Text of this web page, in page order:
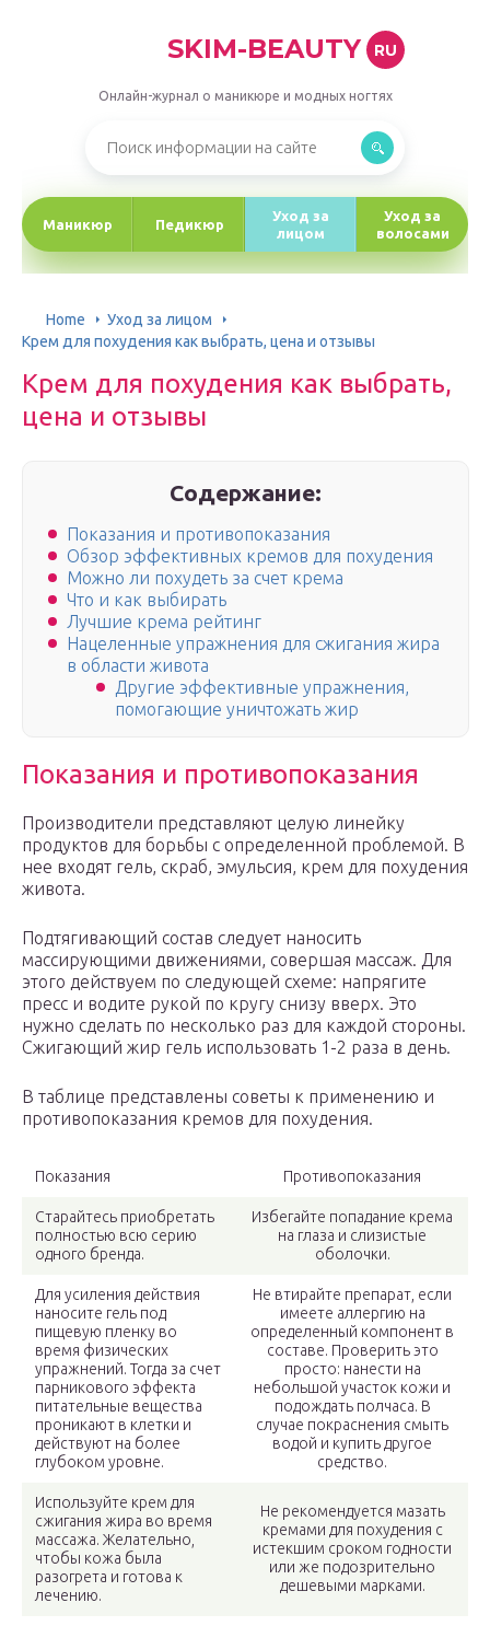
SKIM-BEAUTY RU
Онлайн-журнал о маникюре и модных ногтях
Маникюр Педикюр
Уход за
лицом
Уход за
волосами
Home
Уход за лицом
Крем для похудения как выбрать, цена и отзывы
Крем для похудения как выбрать,
цена и отзывы
Содержание:
Показания и противопоказания
Обзор эффективных кремов для похудения
Можно ли похудеть за счет крема
Что и как выбирать
Лучшие крема рейтинг
Нацеленные упражнения для сжигания жира
в области живота
Другие эффективные упражнения,
помогающие уничтожать жир
Показания и противопоказания
Производители представляют целую линейку
продуктов для борьбы с определенной проблемой. В
нее входят гель, скраб, эмульсия, крем для похудения
живота.
Подтягивающий состав следует наносить
массирующими движениями, совершая массаж. Для
этого действуем по следующей схеме: напрягите
пресс и водите рукой по кругу снизу вверх. Это
нужно сделать по несколько раз для каждой стороны.
Сжигающий жир гель использовать 1-2 раза в день.
В таблице представлены советы к применению и
противопоказания кремов для похудения.
Показания Противопоказания
Старайтесь приобретать
полностью всю серию
одного бренда.
Избегайте попадание крема
на глаза и слизистые
оболочки.
Для усиления действия
наносите гель под
пищевую пленку во
время физических
упражнений. Тогда за счет
парникового эффекта
питательные вещества
проникают в клетки и
действуют на более
глубоком уровне.
Не втирайте препарат, если
имеете аллергию на
определенный компонент в
составе. Проверить это
просто: нанести на
небольшой участок кожи и
подождать полчаса. В
случае покраснения смыть
водой и купить другое
средство.
Используйте крем для
сжигания жира во время
массажа. Желательно,
чтобы кожа была
разогрета и готова к
лечению.
Не рекомендуется мазать
кремами для похудения с
истекшим сроком годности
или же подозрительно
дешевыми марками.